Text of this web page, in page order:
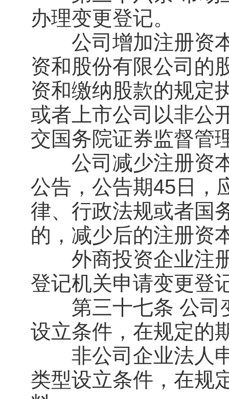
办理变更登记。
公司增加注册资本
资和股份有限公司的
资和缴纳股款的规定
或者上市公司以非公
交国务院证券监督管
公司减少注册资本
公告，公告期45日，
律、行政法规或者国
的，减少后的注册资
外商投资企业注册
登记机关申请变更登
第三十七条 公司
设立条件，在规定的
非公司企业法人申
类型设立条件，在规